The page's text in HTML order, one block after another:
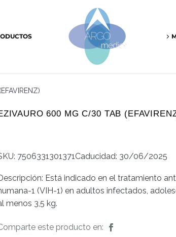
600 MG C/30 TAB
7506331301371Caducidad: 30/06/2025
Está indicado en el tratamiento
1 (VIH-1) en adultos infectados,
menos 3,5 kg.
este producto en: